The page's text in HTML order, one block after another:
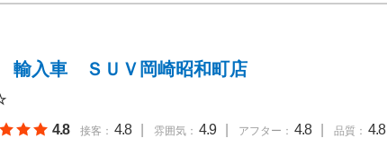
輸入車 ＳＵＶ岡崎昭和町店
4.8 接客： 4.8 雰囲気： 4.9 アフター： 4.8 品質： 4.8